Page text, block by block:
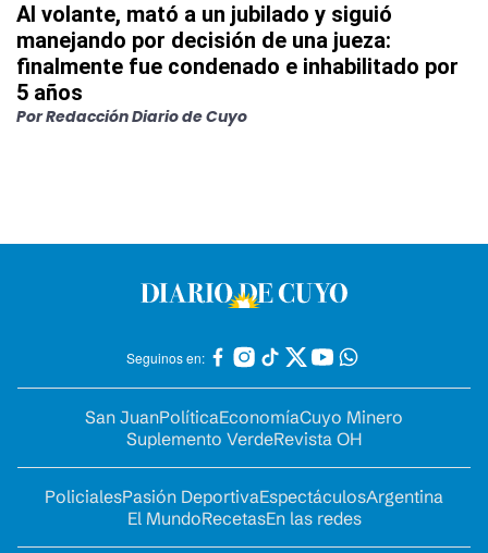
Al volante, mató a un jubilado y siguió
manejando por decisión de una jueza:
finalmente fue condenado e inhabilitado por
5 años
PorRedacción Diario de Cuyo
Seguinos en:
San JuanPolíticaEconomíaCuyo Minero
Suplemento VerdeRevista OH
PolicialesPasión DeportivaEspectáculosArgentina
El MundoRecetasEn las redes